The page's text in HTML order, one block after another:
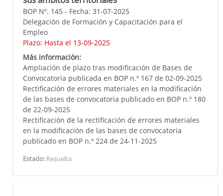
BOP Nº. 145 - Fecha: 31-07-2025
Delegación de Formación y Capacitación para el
Empleo
Plazo: Hasta el 13-09-2025
Más información:
Ampliación de plazo tras modificación de Bases de
Convocatoria publicada en BOP n.º 167 de 02-09-2025
Rectificación de errores materiales en la modificación
de las bases de convocatoria publicado en BOP n.º 180
de 22-09-2025
Rectificación de la rectificación de errores materiales
en la modificación de las bases de convocatoria
publicado en BOP n.º 224 de 24-11-2025
Estado: Resuelta